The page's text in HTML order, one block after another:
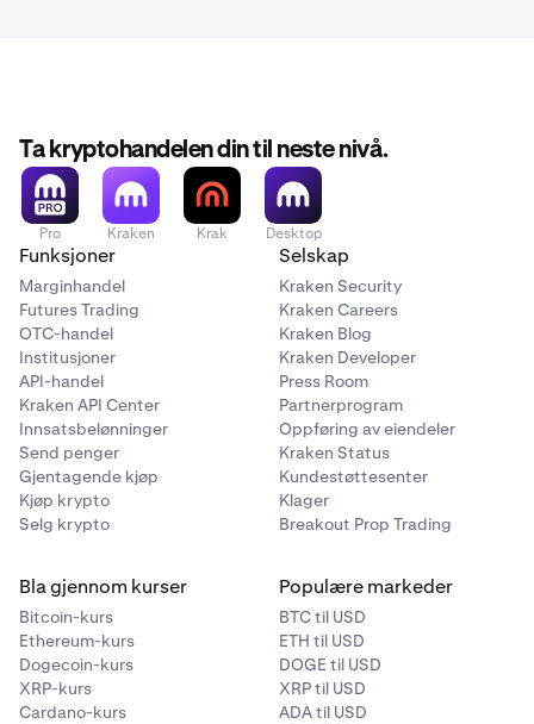
Ta kryptohandelen din til neste nivå.
Pro Kraken Krak Desktop
Funksjoner
Marginhandel
Futures Trading
OTC-handel
Institusjoner
API-handel
Kraken API Center
Innsatsbelønninger
Send penger
Gjentagende kjøp
Kjøp krypto
Selg krypto
Selskap
Kraken Security
Kraken Careers
Kraken Blog
Kraken Developer
Press Room
Partnerprogram
Oppføring av eiendeler
Kraken Status
Kundestøttesenter
Klager
Breakout Prop Trading
Bla gjennom kurser
Bitcoin-kurs
Ethereum-kurs
Dogecoin-kurs
XRP-kurs
Cardano-kurs
Populære markeder
BTC til USD
ETH til USD
DOGE til USD
XRP til USD
ADA til USD